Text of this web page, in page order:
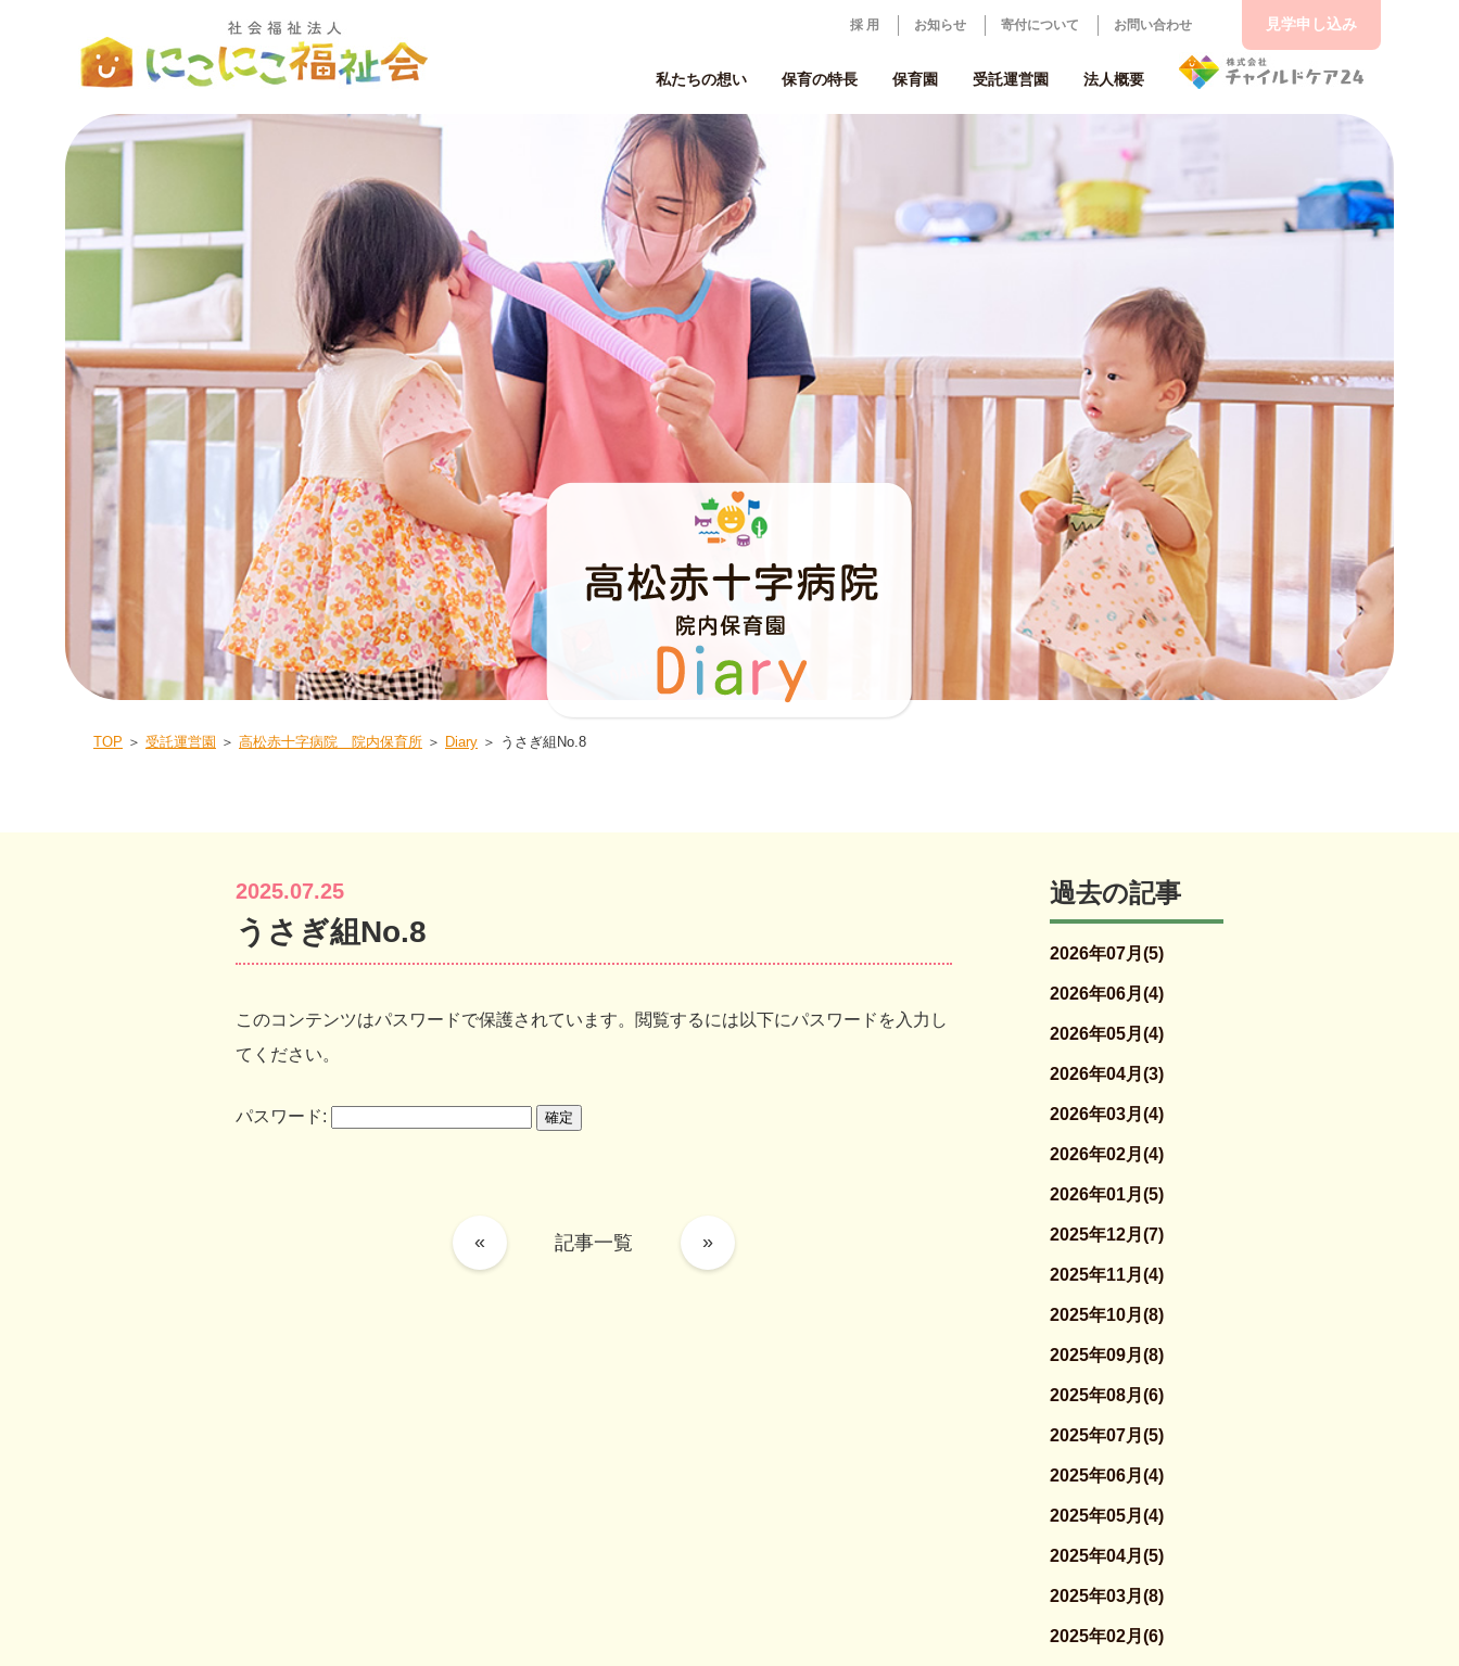
採 用 お知らせ 寄付について お問い合わせ
私たちの想い 保育の特長 保育園 受託運営園 法人概要
見学申し込み
TOP ＞ 受託運営園 ＞ 高松赤十字病院 院内保育所 ＞ Diary ＞ うさぎ組No.8
2025.07.25
うさぎ組No.8
このコンテンツはパスワードで保護されています。閲覧するには以下にパスワードを入力し
てください。
パスワード:
« 記事一覧 »
過去の記事
2026年07月(5)
2026年06月(4)
2026年05月(4)
2026年04月(3)
2026年03月(4)
2026年02月(4)
2026年01月(5)
2025年12月(7)
2025年11月(4)
2025年10月(8)
2025年09月(8)
2025年08月(6)
2025年07月(5)
2025年06月(4)
2025年05月(4)
2025年04月(5)
2025年03月(8)
2025年02月(6)